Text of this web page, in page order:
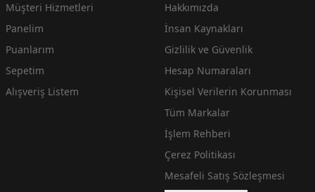
Müşteri Hizmetleri
Panelim
Puanlarım
Sepetim
Alışveriş Listem
Hakkımızda
İnsan Kaynakları
Gizlilik ve Güvenlik
Hesap Numaraları
Kişisel Verilerin Korunması
Tüm Markalar
İşlem Rehberi
Çerez Politikası
Mesafeli Satış Sözleşmesi